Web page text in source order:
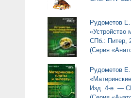
Рудометов
«Устройство
СПб.: Питер,
(Серия
Рудометов
Изд. 4-е. —